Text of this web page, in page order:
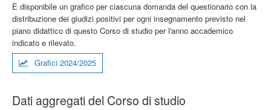
È disponibile un grafico per ciascuna domanda del questionario con la
distribuzione dei giudizi positivi per ogni insegnamento previsto nel
piano didattico di questo Corso di studio per l'anno accademico
indicato e rilevato.
Grafici 2024/2025
Dati aggregati del Corso di studio